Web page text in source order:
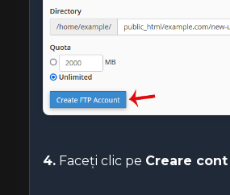
4. Faceți clic pe Creare cont